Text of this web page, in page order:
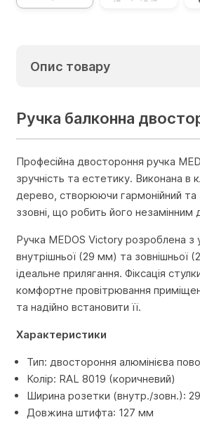
Опис товару
Ручка балконна
Професійна двостороння ручка
зручність та естетику. Виконана в
дерево, створюючи гармонійний та
ззовні, що робить його
Ручка MEDOS Victory розроблена з
внутрішньої (29 мм) та
ідеальне прилягання. Фіксація
комфортне провітрювання
та надійно встановити її.
Характеристики
Тип: двостороння алюмінієва
Колір: RAL 8019 (коричневий)
Ширина розетки (внутр./зовн.):
Довжина штифта: 127 мм